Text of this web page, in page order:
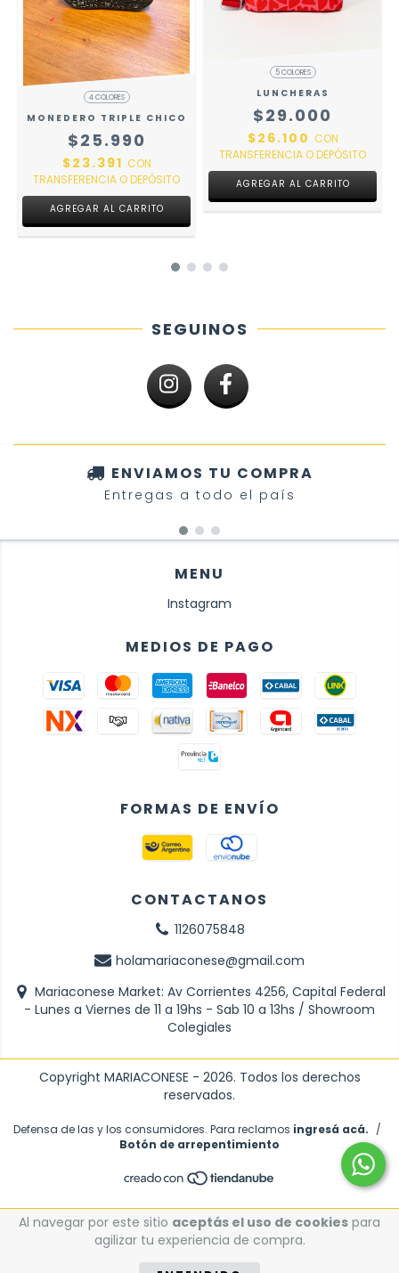
Al navegar por este sitio aceptás el uso de cookies para
agilizar tu experiencia de compra.
4 COLORES
MONEDERO TRIPLE CHICO
$25.990
$23.391 CON
TRANSFERENCIA O DEPÓSITO
AGREGAR AL CARRITO
5 COLORES
LUNCHERAS
$29.000
$26.100 CON
TRANSFERENCIA O DEPÓSITO
AGREGAR AL CARRITO
SEGUINOS
ENVIAMOS TU COMPRA
Entregas a todo el país
MENU
Instagram
MEDIOS DE PAGO
FORMAS DE ENVÍO
CONTACTANOS
1126075848
holamariaconese@gmail.com
Mariaconese Market: Av Corrientes 4256, Capital Federal
- Lunes a Viernes de 11 a 19hs - Sab 10 a 13hs / Showroom
Colegiales
Copyright MARIACONESE - 2026. Todos los derechos
reservados.
Defensa de las y los consumidores. Para reclamos ingresá acá. /
Botón de arrepentimiento